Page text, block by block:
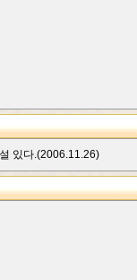
있다.(2006.11.26)